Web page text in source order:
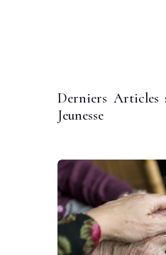
Derniers Articles
Jeunesse